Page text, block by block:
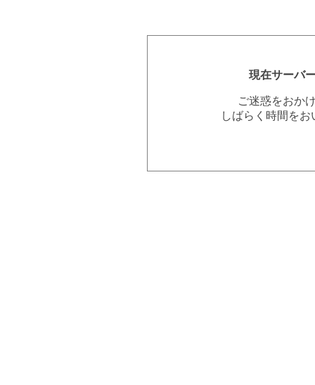
現在サーバ
ご迷惑をおか
しばらく時間を